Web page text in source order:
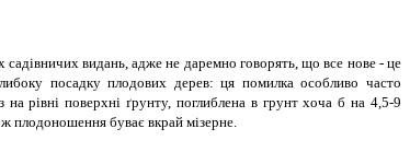
видань, адже не даремно говорять, що все нове - це
посадку плодових дерев: ця помилка особливо часто
рівні поверхні ґрунту, поглиблена в грунт хоча б на 4,5-9
плодоношення буває вкрай мізерне.